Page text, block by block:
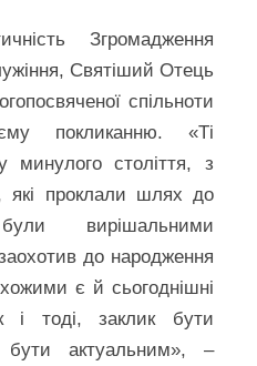
Згромадження
Святіший Отець
спільноти
покликанню. «Ті
минулого століття, з
які проклали шлях до
вирішальними
до народження
є й сьогоднішні
і тоді, заклик бути
бути актуальним», –